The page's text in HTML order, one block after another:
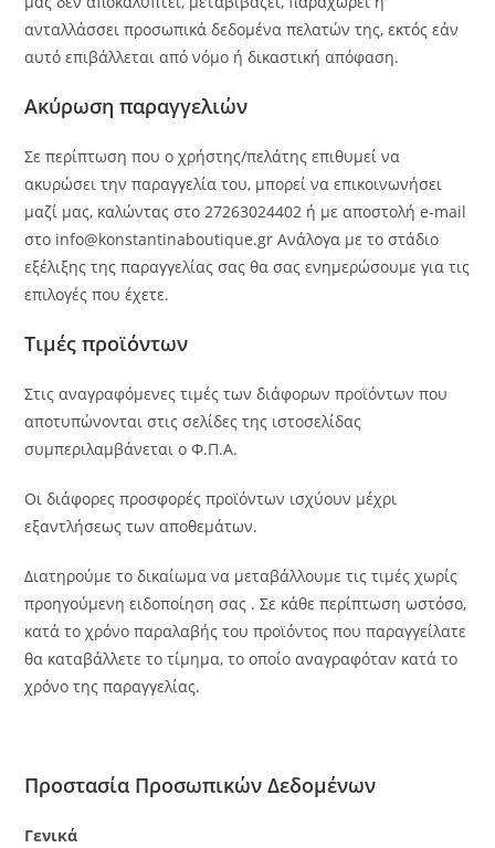
ανταλλάσσει προσωπικά δεδομένα πελατών της, εκτός εάν
αυτό επιβάλλεται από νόμο ή δικαστική απόφαση.
Ακύρωση παραγγελιών
Σε περίπτωση που ο χρήστης/πελάτης επιθυμεί να
ακυρώσει την παραγγελία του, μπορεί να επικοινωνήσει
μαζί μας, καλώντας στο 27263024402 ή με αποστολή e-mail
στο info@konstantinaboutique.gr Ανάλογα με το στάδιο
εξέλιξης της παραγγελίας σας θα σας ενημερώσουμε για τις
επιλογές που έχετε.
Τιμές προϊόντων
Στις αναγραφόμενες τιμές των διάφορων προϊόντων που
αποτυπώνονται στις σελίδες της ιστοσελίδας
συμπεριλαμβάνεται o Φ.Π.Α.
Οι διάφορες προσφορές προϊόντων ισχύουν μέχρι
εξαντλήσεως των αποθεμάτων.
Διατηρούμε το δικαίωμα να μεταβάλλουμε τις τιμές χωρίς
προηγούμενη ειδοποίηση σας . Σε κάθε περίπτωση ωστόσο,
κατά το χρόνο παραλαβής του προϊόντος που παραγγείλατε
θα καταβάλλετε το τίμημα, το οποίο αναγραφόταν κατά το
χρόνο της παραγγελίας.
Προστασία Προσωπικών Δεδομένων
Γενικά